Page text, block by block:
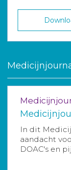
In dit
aandacht
DOAC's en